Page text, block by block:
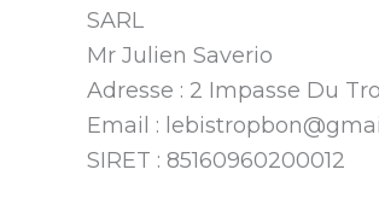
SARL
Mr Julien Saverio
Adresse : 2 Impasse Du
Email :
SIRET : 85160960200012